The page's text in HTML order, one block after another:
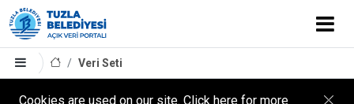
Veri Seti
Cookies are used on our site. Click here for more